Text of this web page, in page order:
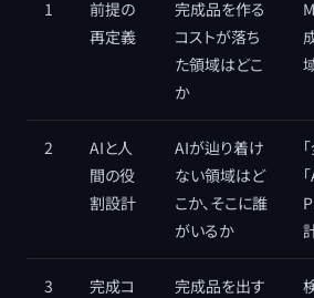
1
前提の
再定義
完成品を作る
コストが落ち
た領域はどこ
か
2
AIと人
間の役
割設計
AIが辿り着け
ない領域はど
こか、そこに誰
がいるか
3
完成コ
完成品を出す